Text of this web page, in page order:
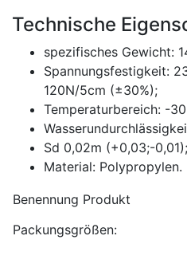
Technische
spezifisches Gewicht:
Spannungsfestigkeit:
120N/5cm (±30%);
Temperaturbereich: -
Sd 0,02m (+0,03;-0,01);
Material: Polypropylen.
Benennung Produkt
Packungsgrößen: